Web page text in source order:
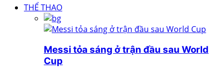
THỂ THAO
Messi tỏa sáng ở trận đầu sau World
Cup